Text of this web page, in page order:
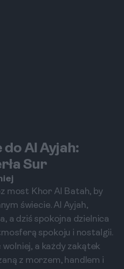
Al Ayjah:
Sur
most Khor Al Batah, by
świecie. Al Ayjah,
a dziś spokojna dzielnica
spokoju i nostalgii.
wolniej, a każdy zakątek
z morzem, handlem i